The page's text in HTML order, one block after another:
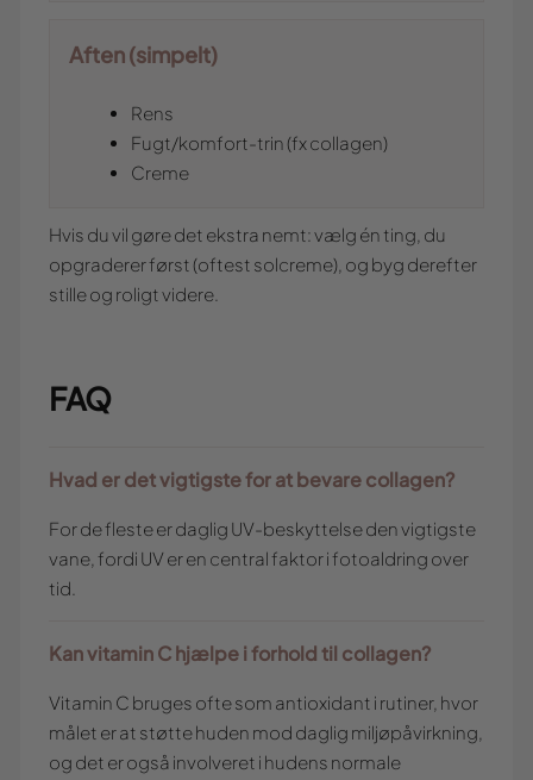
Aften (simpelt)
Rens
Fugt/komfort-trin (fx collagen)
Creme
Hvis du vil gøre det ekstra nemt: vælg én ting, du
opgraderer først (oftest solcreme), og byg derefter
stille og roligt videre.
FAQ
Hvad er det vigtigste for at bevare collagen?
For de fleste er daglig UV-beskyttelse den vigtigste
vane, fordi UV er en central faktor i fotoaldring over
tid.
Kan vitamin C hjælpe i forhold til collagen?
Vitamin C bruges ofte som antioxidant i rutiner, hvor
målet er at støtte huden mod daglig miljøpåvirkning,
og det er også involveret i hudens normale